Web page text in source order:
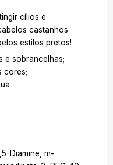
cílios e
castanhos
estilos pretos!
e sobrancelhas;
cores;
Diamine, m-